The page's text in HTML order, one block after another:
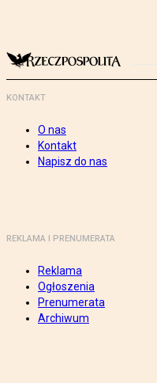
KONTAKT
O nas
Kontakt
Napisz do nas
REKLAMA I PRENUMERATA
Reklama
Ogłoszenia
Prenumerata
Archiwum